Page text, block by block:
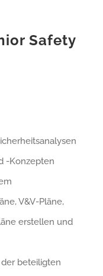
Safety
-Konzepten
V&V-Pläne,
erstellen und
beteiligten